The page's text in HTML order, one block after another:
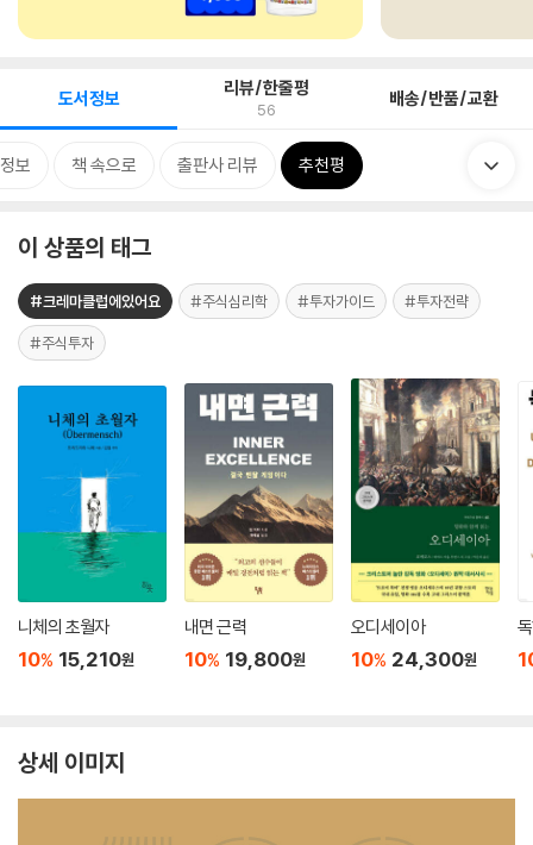
도서정보 리뷰/한줄평
56 배송/반품/교환
보 책 속으로 출판사 리뷰 추천평
이 상품의 태그
#크레마클럽에있어요 #주식심리학 #투자가이드 #투자전략
#주식투자
니체의 초월자
10% 15,210원
내면 근력
10% 19,800원
오디세이아
10% 24,300원
상세 이미지